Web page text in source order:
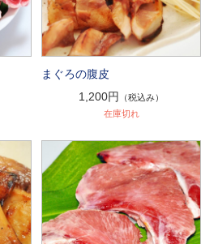
まぐろの腹皮
1,200円
（税込み）
在庫切れ